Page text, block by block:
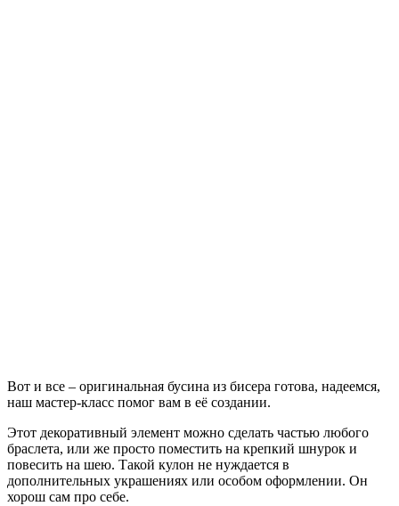
Вот и все – оригинальная бусина из бисера готова, надеемся,
наш мастер-класс помог вам в её создании.
Этот декоративный элемент можно сделать частью любого
браслета, или же просто поместить на крепкий шнурок и
повесить на шею. Такой кулон не нуждается в
дополнительных украшениях или особом оформлении. Он
хорош сам про себе.